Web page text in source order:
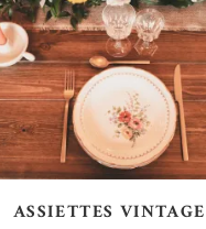
AJOUTER AU DEVIS
ASSIETTES